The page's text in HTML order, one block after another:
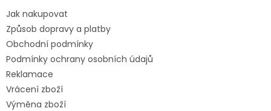
Jak nakupovat
Způsob dopravy a platby
Obchodní podmínky
Podmínky ochrany osobních údajů
Reklamace
Vrácení zboží
Výměna zboží